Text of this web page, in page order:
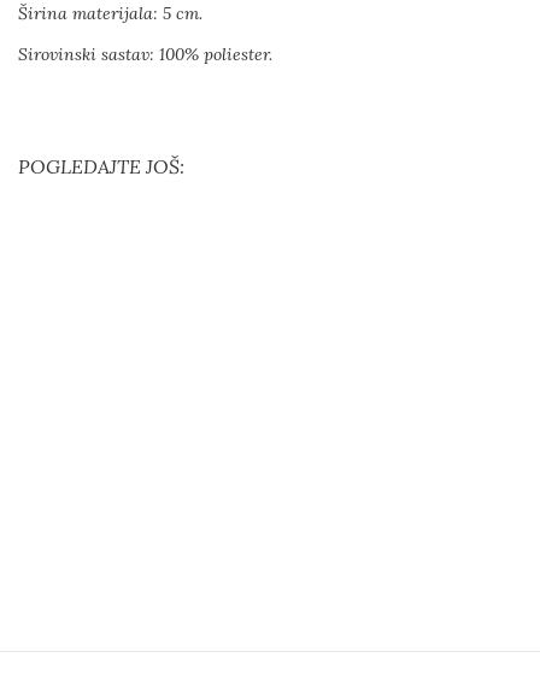
Širina materijala: 5 cm.
Sirovinski sastav: 100% poliester.
POGLEDAJTE JOŠ: